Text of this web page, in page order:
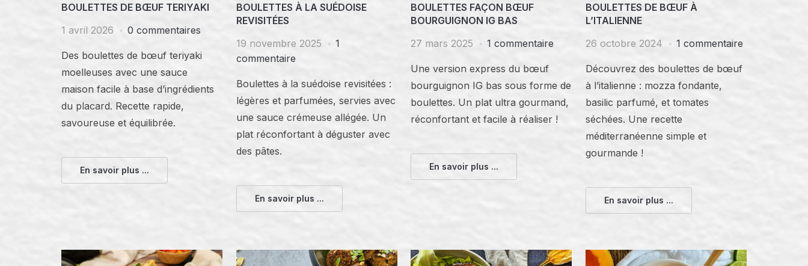
BOULETTES DE BŒUF TERIYAKI
1 avril 2026
0 commentaires
Des boulettes de bœuf teriyaki
moelleuses avec une sauce
maison facile à base d’ingrédients
du placard. Recette rapide,
savoureuse et équilibrée.
En savoir plus ...
BOULETTES À LA SUÉDOISE
REVISITÉES
19 novembre 2025
1
commentaire
Boulettes à la suédoise revisitées :
légères et parfumées, servies avec
une sauce crémeuse allégée. Un
plat réconfortant à déguster avec
des pâtes.
En savoir plus ...
BOULETTES FAÇON BŒUF
BOURGUIGNON IG BAS
27 mars 2025
1 commentaire
Une version express du bœuf
bourguignon IG bas sous forme de
boulettes. Un plat ultra gourmand,
réconfortant et facile à réaliser !
En savoir plus ...
BOULETTES DE BŒUF À
L’ITALIENNE
26 octobre 2024
1 commentaire
Découvrez des boulettes de bœuf
à l’italienne : mozza fondante,
basilic parfumé, et tomates
séchées. Une recette
méditerranéenne simple et
gourmande !
En savoir plus ...